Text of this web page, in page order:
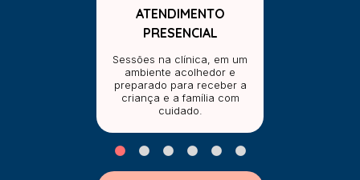
ATENDIMENTO
PRESENCIAL
Sessões na clínica, em um
ambiente acolhedor e
preparado para receber a
criança e a família com
cuidado.